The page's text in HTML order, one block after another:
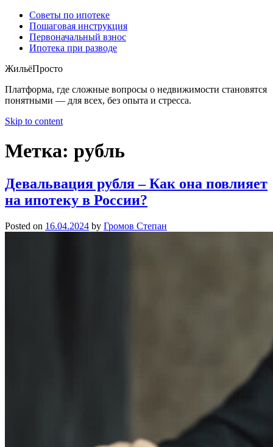
Советы по ипотеке
Пошаговая инструкция
Первоначальный взнос
Ипотека при разводе
ЖильёПросто
Платформа, где сложные вопросы о недвижимости становятся
понятными — для всех, без опыта и стресса.
Skip to content
Метка: рубль
Девальвация рубля – Как она повлияет
на ипотеку в России?
Posted on 16.04.2024 by Громов Степан